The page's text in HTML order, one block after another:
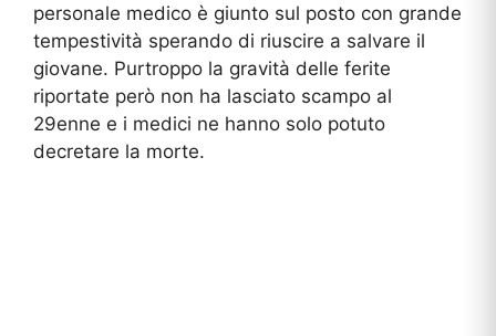
personale medico è giunto sul posto con grande
tempestività sperando di riuscire a salvare il
giovane. Purtroppo la gravità delle ferite
riportate però non ha lasciato scampo al
29enne e i medici ne hanno solo potuto
decretare la morte.